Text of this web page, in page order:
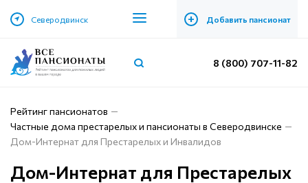
Северодвинск + Добавить пансионат
8 (800) 707-11-82
Рейтинг пансионатов
Частные дома престарелых и пансионаты в Северодвинске
Дом-Интернат для Престарелых и Инвалидов
Дом-Интернат для Престарелых